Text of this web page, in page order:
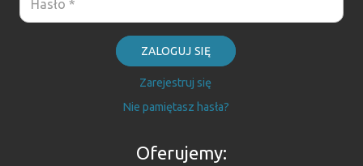
ZALOGUJ SIĘ
Zarejestruj się
Nie pamiętasz hasła?
Oferujemy: